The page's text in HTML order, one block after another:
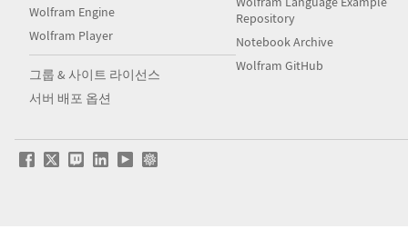
Wolfram Engine
Wolfram Player
그룹 & 사이트 라이선스
서버 배포 옵션
Repository
Notebook Archive
Wolfram GitHub